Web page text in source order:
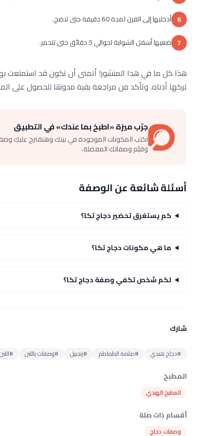
6 أدخليها إلى الفرن لمدة 60 دقيقة حتى تنضج.
7 ضعيها أسفل الشواية لحوالي 5 دقائق حتى تتحمر.
هذا كل ما في هذا المنشور! أتمنى أن تكون قد استمتعت
تركها أدناه. وتأكد من مراجعة بقية مدونتنا للحصول على
جرّب ميزة «اطبخ بما عندك» في التطبيق
اكتب المكونات الموجودة في بيتك وهنقترح عليك
وقيّم وصفاتك المفضلة.
أسئلة شائعة عن الوصفة
كم يستغرق تحضير دجاج تكا؟
ما هي مكونات دجاج تكا؟
لكم شخص تكفي وصفة دجاج تكا؟
شارك
#دجاج هندي #صلصة الطماطم #زنجبيل #وصفات باللبن
المطبخ
المطبخ الهندي
أقسام ذات صلة
وصفات دجاج